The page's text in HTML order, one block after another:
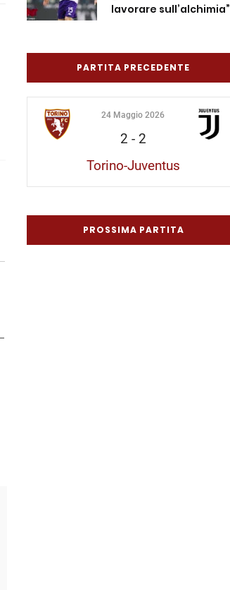
lavorare sull’alchimia”
PARTITA PRECEDENTE
24 Maggio 2026
2 - 2
Torino-Juventus
PROSSIMA PARTITA